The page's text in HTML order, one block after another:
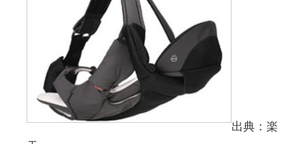
出典：楽